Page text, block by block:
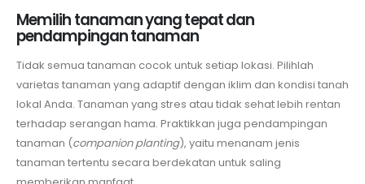
Memilih tanaman yang tepat dan
pendampingan tanaman
Tidak semua tanaman cocok untuk setiap lokasi. Pilihlah
varietas tanaman yang adaptif dengan iklim dan kondisi tanah
lokal Anda. Tanaman yang stres atau tidak sehat lebih rentan
terhadap serangan hama. Praktikkan juga pendampingan
tanaman (companion planting), yaitu menanam jenis
tanaman tertentu secara berdekatan untuk saling